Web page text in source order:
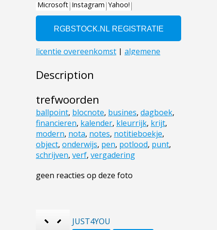
Description
trefwoorden
ballpoint, blocnote, busines, dagboek,
financieren, kalender, kleurrijk, krijt,
modern, nota, notes, notitieboekje,
object, onderwijs, pen, potlood, punt,
schrijven, verf, vergadering
geen reacties op deze foto
JUST4YOU